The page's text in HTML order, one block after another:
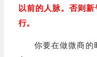
以前的人脉。否则
行。
你要在做微商的